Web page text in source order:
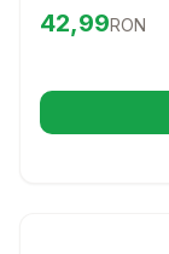
combina stilul
Preț:42.99
42,99RON